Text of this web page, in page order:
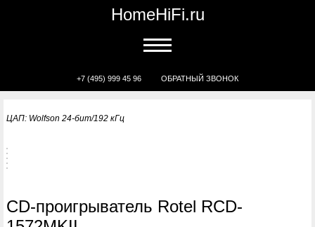
HomeHiFi.ru
+7 (495) 999 45 96 ОБРАТНЫЙ ЗВОНОК
ЦАП: Wolfson 24-бит/192 кГц
CD-проигрыватель Rotel RCD-